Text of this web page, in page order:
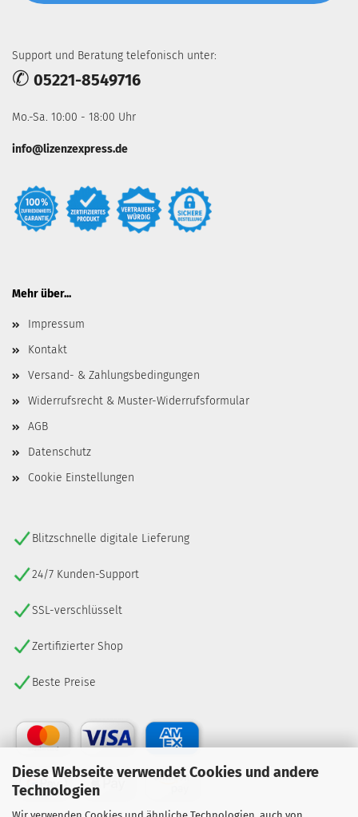
Diese Webseite verwendet Cookies und andere
Technologien
Wir verwenden Cookies und ähnliche Technologien, auch von
Support und Beratung telefonisch unter:
✆ 05221-8549716
Mo.-Sa. 10:00 - 18:00 Uhr
info@lizenzexpress.de
Mehr über...
Impressum
Kontakt
Versand- & Zahlungsbedingungen
Widerrufsrecht & Muster-Widerrufsformular
AGB
Datenschutz
Cookie Einstellungen
Blitzschnelle digitale Lieferung
24/7 Kunden-Support
SSL-verschlüsselt
Zertifizierter Shop
Beste Preise